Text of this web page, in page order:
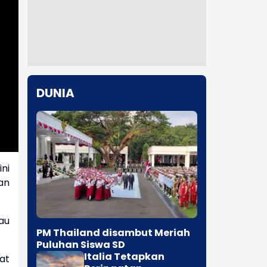
DUNIA
PM Thailand disambut Meriah
Puluhan Siswa SD
Italia Tetapkan